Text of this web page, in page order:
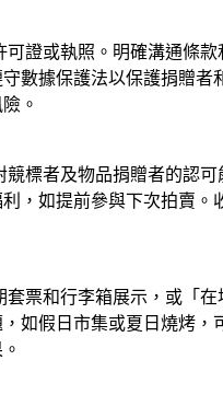
證或執照。明確溝通條
數據保護法以保護捐贈者
。
標者及物品捐贈者的認
如提前參與下次拍賣
票和行李箱展示，或「
如假日市集或夏日燒烤，